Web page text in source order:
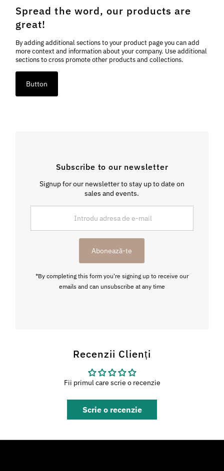
Spread the word, our products are
great!
By adding additional sections to your product page you can add
more context and information about your company. Use additional
sections to cross promote other products and collections.
Button
Subscribe to our newsletter
Signup for our newsletter to stay up to date on
sales and events.
de
Abonează-te
*By completing this form you're signing up to receive our
emails and can unsubscribe at any time
Recenzii Clienți
Fii primul care scrie o recenzie
Scrie o recenzie